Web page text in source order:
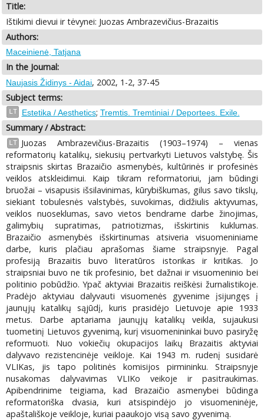
Title:
Ištikimi dievui ir tėvynei: Juozas Ambrazevičius-Brazaitis
Authors:
Maceinienė, Tatjana
In the Journal:
Naujasis Židinys - Aidai, 2002, 1-2, 37-45
Subject terms:
LT Estetika / Aesthetics; Tremtis. Tremtiniai / Deportees. Exile.
Summary / Abstract:
LT
Juozas Ambrazevičius-Brazaitis (1903–1974) – vienas
reformatorių katalikų, siekusių pertvarkyti Lietuvos valstybę. Šis
straipsnis skirtas Brazaičio asmenybės, kultūrinės ir profesinės
veiklos atskleidimui. Kaip tikram reformatoriui, jam būdingi
bruožai – visapusis išsilavinimas, kūrybiškumas, gilus savo tikslų,
siekiant tobulesnės valstybės, suvokimas, didžiulis aktyvumas,
veiklos nuoseklumas, savo vietos bendrame darbe žinojimas,
galimybių supratimas, patriotizmas, išskirtinis kuklumas.
Brazaičio asmenybės išskirtinumas atsiveria visuomeniniame
darbe, kuris plačiau aprašomas šiame straipsnyje. Pagal
profesiją Brazaitis buvo literatūros istorikas ir kritikas. Jo
straipsniai buvo ne tik profesinio, bet dažnai ir visuomeninio bei
politinio pobūdžio. Ypač aktyviai Brazaitis reiškėsi žurnalistikoje.
Pradėjo aktyviau dalyvauti visuomenės gyvenime įsijungęs į
jaunųjų katalikų sąjūdį, kuris prasidėjo Lietuvoje apie 1933
metus. Darbe aptariama jaunųjų katalikų veikla, sujaukusi
tuometinį Lietuvos gyvenimą, kurį visuomenininkai buvo pasiryžę
reformuoti. Nuo vokiečių okupacijos laikų Brazaitis aktyviai
dalyvavo rezistencinėje veikloje. Kai 1943 m. rudenį susidarė
VLIKas, jis tapo politinės komisijos pirmininku. Straipsnyje
nusakomas dalyvavimas VLIKo veikoje ir pasitraukimas.
Apibendrinime teigiama, kad Brazaičio asmenybei būdinga
reformatoriška dvasia, kuri atsispindėjo jo visuomeninėje,
apaštališkoje veikloje, kuriai paaukojo visą savo gyvenimą.